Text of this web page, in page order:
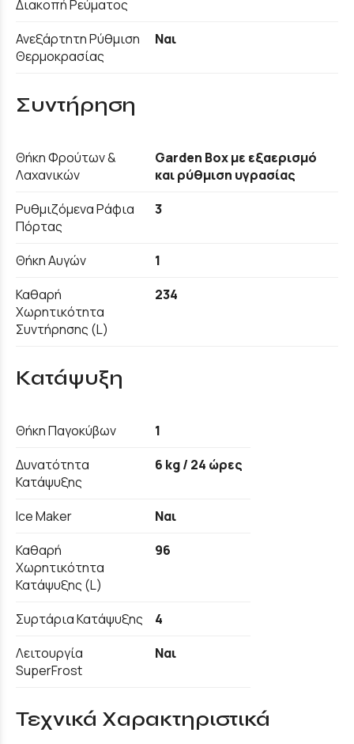
Διακοπή Ρεύματος
Ανεξάρτητη Ρύθμιση
Θερμοκρασίας
Ναι
Συντήρηση
Θήκη Φρούτων &
Λαχανικών
Garden Box με εξαερισμό
και ρύθμιση υγρασίας
Ρυθμιζόμενα Ράφια
Πόρτας
3
Θήκη Αυγών
1
Καθαρή
Χωρητικότητα
Συντήρησης (L)
234
Κατάψυξη
Θήκη Παγοκύβων
1
Δυνατότητα
Κατάψυξης
6 kg / 24 ώρες
Ice Maker
Ναι
Καθαρή
Χωρητικότητα
Κατάψυξης (L)
96
Συρτάρια Κατάψυξης
4
Λειτουργία
SuperFrost
Ναι
Τεχνικά Χαρακτηριστικά